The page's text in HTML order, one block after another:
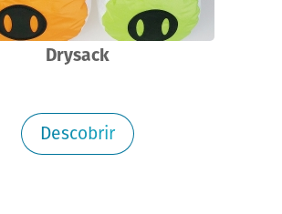
Drysack
Descobrir